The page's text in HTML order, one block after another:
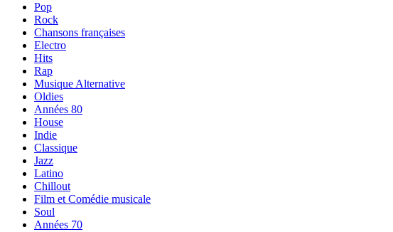
Pop
Rock
Chansons françaises
Electro
Hits
Rap
Musique Alternative
Oldies
Années 80
House
Indie
Classique
Jazz
Latino
Chillout
Film et Comédie musicale
Soul
Années 70